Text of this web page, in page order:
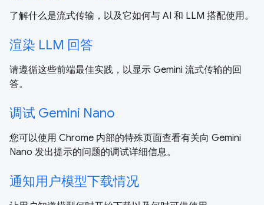
了解什么是流式传输，以及它如何与 AI 和 LLM 搭配使用。
渲染 LLM 回答
请遵循这些前端最佳实践，以显示 Gemini 流式传输的回
答。
调试 Gemini Nano
您可以使用 Chrome 内部的特殊页面查看有关向 Gemini
Nano 发出提示的问题的调试详细信息。
通知用户模型下载情况